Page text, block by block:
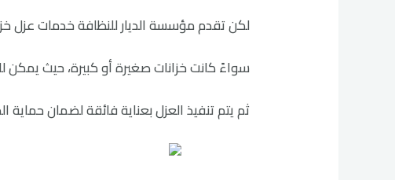
لكن تقدم مؤسسة الديار للنظافة خدمات عزل
سواءً كانت خزانات صغيرة أو كبيرة، حيث
ثم يتم تنفيذ العزل بعناية فائقة لضمان حماية